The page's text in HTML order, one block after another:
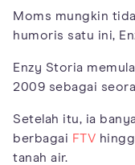
Moms mungkin
humoris satu ini,
Enzy Storia
2009 sebagai
Setelah itu, ia
berbagai FTV
tanah air.